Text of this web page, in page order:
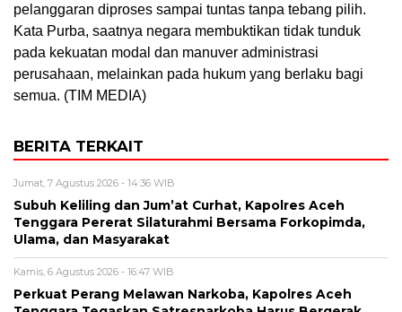
pelanggaran diproses sampai tuntas tanpa tebang pilih.
Kata Purba, saatnya negara membuktikan tidak tunduk
pada kekuatan modal dan manuver administrasi
perusahaan, melainkan pada hukum yang berlaku bagi
semua. (TIM MEDIA)
BERITA TERKAIT
Jumat, 7 Agustus 2026 - 14:36 WIB
Subuh Keliling dan Jum’at Curhat, Kapolres Aceh
Tenggara Pererat Silaturahmi Bersama Forkopimda,
Ulama, dan Masyarakat
Kamis, 6 Agustus 2026 - 16:47 WIB
Perkuat Perang Melawan Narkoba, Kapolres Aceh